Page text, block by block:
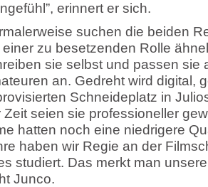
erinnert er sich.
suchen die beiden
einer zu besetzenden Rolle
sie selbst und passen sie
an. Gedreht wird digital,
Schneideplatz in
Zeit seien sie professioneller
hatten noch eine niedrigere
haben wir Regie an der
studiert. Das merkt man
Junco.